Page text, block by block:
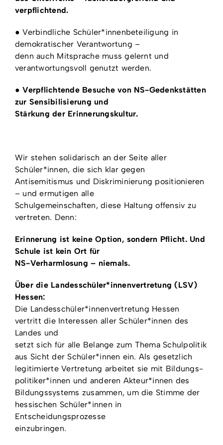
verpflichtend.
● Verbindliche Schüler*innenbeteiligung in
demokratischer Verantwortung –
denn auch Mitsprache muss gelernt und
verantwortungsvoll genutzt werden.
●Verpflichtende Besuche von NS-Gedenkstätten
zur Sensibilisierung und
Stärkung der Erinnerungskultur.
Wir stehen solidarisch an der Seite aller
Schüler*innen, die sich klar gegen
Antisemitismus und Diskriminierung positionieren
– und ermutigen alle
Schulgemeinschaften, diese Haltung offensiv zu
vertreten. Denn:
Erinnerung ist keine Option, sondern Pflicht. Und
Schule ist kein Ort für
NS-Verharmlosung – niemals.
Über die Landesschüler*innenvertretung (LSV)
Hessen:
Die Landesschüler*innenvertretung Hessen
vertritt die Interessen aller Schüler*innen des
Landes und
setzt sich für alle Belange zum Thema Schulpolitik
aus Sicht der Schüler*innen ein. Als gesetzlich
legitimierte Vertretung arbeitet sie mit Bildungs-
politiker*innen und anderen Akteur*innen des
Bildungssystems zusammen, um die Stimme der
hessischen Schüler*innen in
Entscheidungsprozesse
einzubringen.